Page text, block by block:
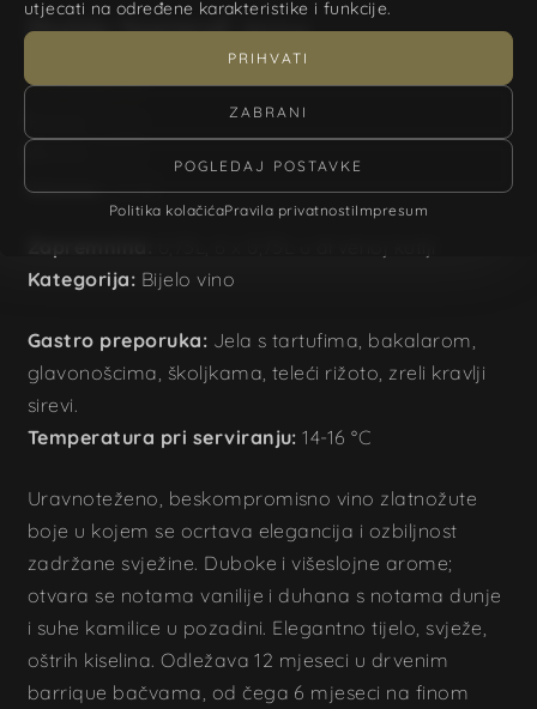
utjecati na određene karakteristike i funkcije.
PRIHVATI
ZABRANI
POGLEDAJ POSTAVKE
Politika kolačićaPravila privatnostiImpresum
Pošip Surreal 2024
Od35,00€
Alkohol:13,5%
Kategorija: Bijelo vino
Gastro preporuka: Jela s tartufima, bakalarom,
glavonošcima, školjkama, teleći rižoto, zreli kravlji
sirevi.
Temperatura pri serviranju: 14-16 °C
Uravnoteženo, beskompromisno vino zlatnožute
boje u kojem se ocrtava elegancija i ozbiljnost
zadržane svježine. Duboke i višeslojne arome;
otvara se notama vanilije i duhana s notama dunje
i suhe kamilice u pozadini. Elegantno tijelo, svježe,
oštrih kiselina. Odležava 12 mjeseci u drvenim
barrique bačvama, od čega 6 mjeseci na finom